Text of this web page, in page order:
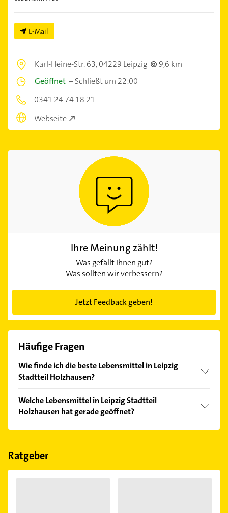
E-Mail
Karl-Heine-Str. 63,04229 Leipzig
9,6 km
Geöffnet –Schließt um 22:00
0341 24 74 18 21
Webseite
Ihre Meinung zählt!
Was gefällt Ihnen gut?
Was sollten wir verbessern?
Jetzt Feedback geben!
Häufige Fragen
Wie finde ich die beste Lebensmittel in Leipzig
Stadtteil Holzhausen?
Kundenmeinungen und profitieren Sie von den
Empfehlungen. Die Suchergebnisse können Sie sich
einfach nachBewertungensortiert anzeigen lassen.
Welche Lebensmittel in Leipzig Stadtteil
Holzhausen hat gerade geöffnet?
Im Anbieter-Bereich finden Sie alleÖffnungszeiten.
Feiertagen abweichen können.
Ratgeber